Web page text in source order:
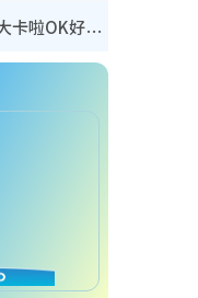
唱K推介2026︱全港13大卡啦OK好去處！最平$36起 日文K都有！(附地址+收費詳情)